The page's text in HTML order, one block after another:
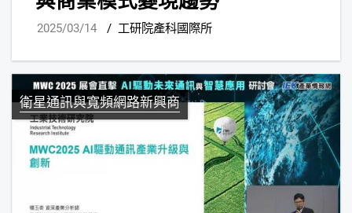
2025/03/14 / 工研院產科國際所
衛星通訊與寬頻網路新興商